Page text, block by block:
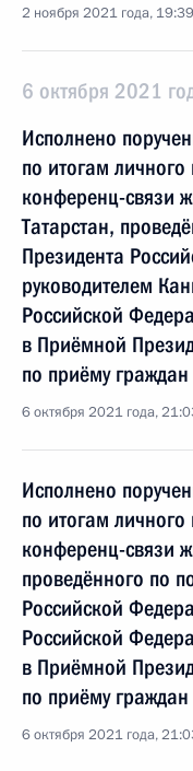
2 ноября 2021 года, 19:39
6 октября 2021
Исполнено
по итогам
конференц-связи
Татарстан,
Президента
руководителем
Российской
в Приёмной
по приёму
6 октября 2021 года,
Исполнено
по итогам
конференц-связи
проведённого по
Российской
Российской
в Приёмной
по приёму
6 октября 2021 года,